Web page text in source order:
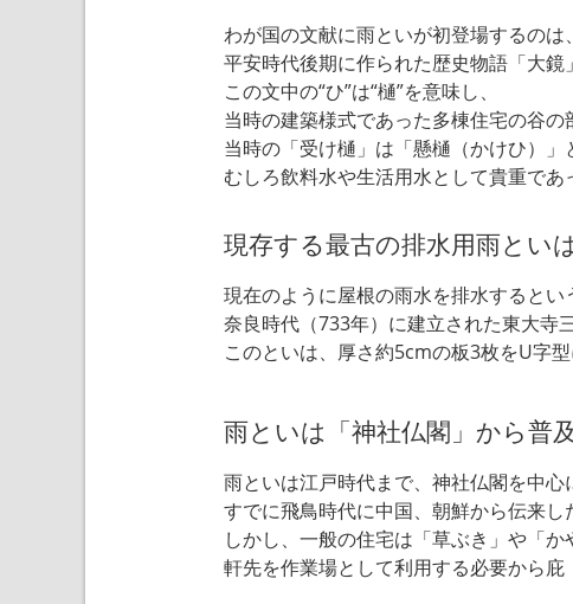
わが国の文献に雨といが初登場するのは、
平安時代後期に作られた歴史物語「大鏡
この文中の“ひ”は“樋”を意味し、
当時の建築様式であった多棟住宅の谷
当時の「受け樋」は「懸樋（かけひ）」
むしろ飲料水や生活用水として貴重で
現存する最古の排水用雨とい
現在のように屋根の雨水を排水するとい
奈良時代（733年）に建立された東大寺
このといは、厚さ約5cmの板3枚をU字型
雨といは「神社仏閣」から普及
雨といは江戸時代まで、神社仏閣を中心
すでに飛鳥時代に中国、朝鮮から伝来し
しかし、一般の住宅は「草ぶき」や「
軒先を作業場として利用する必要から